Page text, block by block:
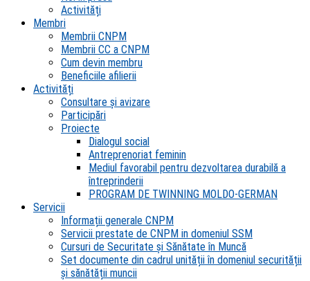
Activități
Membri
Membrii CNPM
Membrii CC a CNPM
Cum devin membru
Beneficiile afilierii
Activități
Consultare și avizare
Participări
Proiecte
Dialogul social
Antreprenoriat feminin
Mediul favorabil pentru dezvoltarea durabilă a
întreprinderii
PROGRAM DE TWINNING MOLDO-GERMAN
Servicii
Informații generale CNPM
Servicii prestate de CNPM in domeniul SSM
Cursuri de Securitate și Sănătate în Muncă
Set documente din cadrul unității în domeniul securității
și sănătății muncii